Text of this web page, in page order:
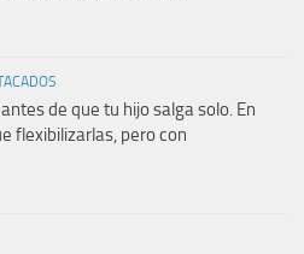
de que tu hijo salga solo. En
flexibilizarlas, pero con